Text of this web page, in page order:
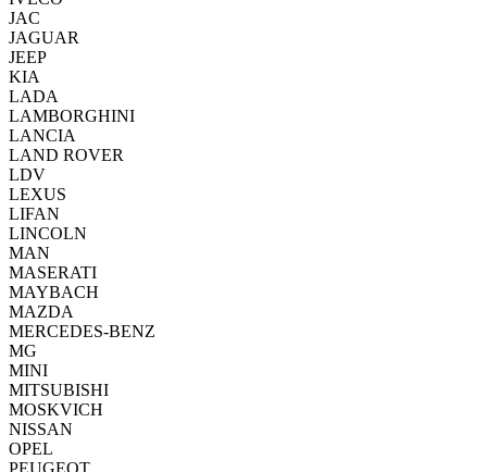
JAC
JAGUAR
JEEP
KIA
LADA
LAMBORGHINI
LANCIA
LAND ROVER
LDV
LEXUS
LIFAN
LINCOLN
MAN
MASERATI
MAYBACH
MAZDA
MERCEDES-BENZ
MG
MINI
MITSUBISHI
MOSKVICH
NISSAN
OPEL
PEUGEOT